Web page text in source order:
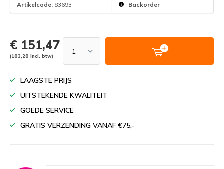
Artikelcode: 83693 Backorder
€ 151,47
(183,28 Incl. btw)
LAAGSTE PRIJS
UITSTEKENDE KWALITEIT
GOEDE SERVICE
GRATIS VERZENDING VANAF €75,-